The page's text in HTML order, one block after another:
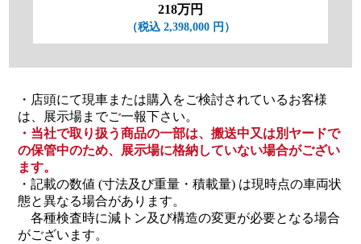
218万円
（税込 2,398,000 円）
・店頭にて現車または購入をご検討されているお客様
は、展示場までご一報下さい。
・当社で取り扱う商品の一部は、搬送中又は別ヤードで
の保管中のため、展示場に格納していない場合がござい
ます。
・記載の数値 (寸法及び重量・積載量) は現時点の車両状
態と異なる場合があります。
各種検査時に減トン及び構造の変更が必要となる場合
がございます。